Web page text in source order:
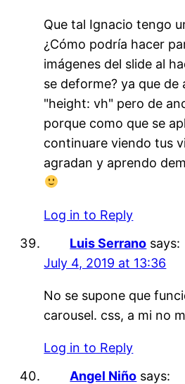
Que tal Ignacio tengo
¿Cómo podría hacer
imágenes del slide al
se deforme? ya que de
"height: vh" pero de
porque como que se
continuare viendo tus
agradan y aprendo
Log in to Reply
Luis Serrano says:
July 4, 2019 at 13:36
No se supone que
carousel. css, a mi no
Log in to Reply
Angel Niño says: